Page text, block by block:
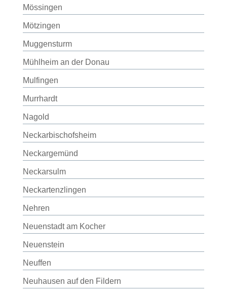
Mössingen
Mötzingen
Muggensturm
Mühlheim an der Donau
Mulfingen
Murrhardt
Nagold
Neckarbischofsheim
Neckargemünd
Neckarsulm
Neckartenzlingen
Nehren
Neuenstadt am Kocher
Neuenstein
Neuffen
Neuhausen auf den Fildern